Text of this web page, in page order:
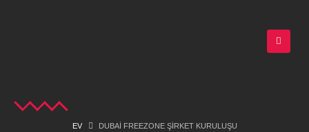
EV DUBAI FREEZONE ŞIRKET KURULUŞU